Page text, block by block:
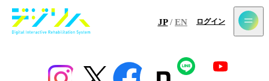
JP / EN ログイン
最新情報 コラム アプリ センサー
メールマガジン登録